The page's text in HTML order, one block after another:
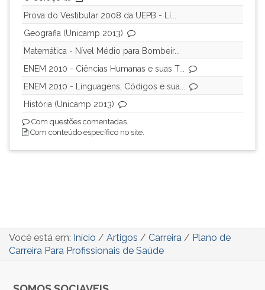
Prova do Vestibular 2008 da UEPB - Lí...
Geografia (Unicamp 2013)
Matemática - Nível Médio para Bombeir...
ENEM 2010 - Ciências Humanas e suas T...
ENEM 2010 - Linguagens, Códigos e sua...
História (Unicamp 2013)
Com questões comentadas.
Com conteúdo específico no site.
Você está em: Início / Artigos / Carreira / Plano de
Carreira Para Profissionais de Saúde